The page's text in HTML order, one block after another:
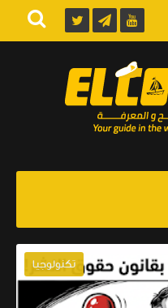
تكنولوجيا